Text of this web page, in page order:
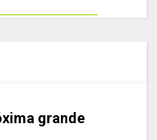
grande